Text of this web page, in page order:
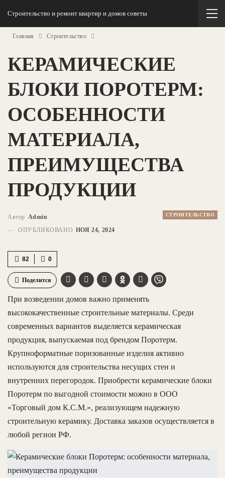
Строительство и ремонт квартир и домов советы
Главная Строительство
КЕРАМИЧЕСКИЕ
БЛОКИ ПОРОТЕРМ:
ОСОБЕННОСТИ
МАТЕРИАЛА,
ПРЕИМУЩЕСТВА
ПРОДУКЦИИ
СТРОИТЕЛЬСТВО
Автор Admin
ОПУБЛИКОВАНО НОЯ 24, 2024
0
82
Поделится
При возведении домов важно применять
высококачественные строительные материалы. Среди
современных вариантов выделяется керамическая
продукция, выпускаемая под брендом Поротерм.
Крупноформатные поризованные изделия активно
используются для строительства несущих стен и
внутренних перегородок. Приобрести керамические блоки
Поротерм по выгодной стоимости можно в ООО
«Торговый дом К.С.М.», реализующем надежную
строительную керамику. Доставка заказов осуществляется в
любой регион РФ.